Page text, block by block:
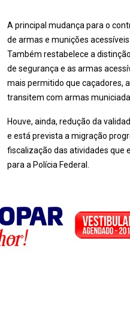
A principal mudança para o
de armas e munições
Também restabelece a
de segurança e as armas
mais permitido que caçadores,
transitem com armas
Houve, ainda, redução da
e está prevista a migração
fiscalização das atividades que
para a Polícia Federal.